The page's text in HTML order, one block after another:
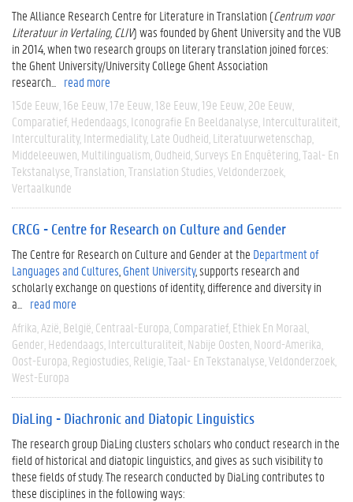
The Alliance Research Centre for Literature in Translation (Centrum voor
Literatuur in Vertaling, CLIV) was founded by Ghent University and the VUB
in 2014, when two research groups on literary translation joined forces:
the Ghent University/University College Ghent Association
research...
read more
15de Eeuw 16e Eeuw 17e Eeuw 18e Eeuw 19e Eeuw 20e Eeuw
Comparatief Hedendaags Iconografie En Beeldanalyse Interculturaliteit
Interculturality Intermediality Late Oudheid Literatuurwetenschap
Middeleeuwen Multilingualism Oudheid Surveys En Enquêtering Taal- En
Tekstanalyse Translation Translation Studies Veldonderzoek
Vertaalkunde
CRCG - Centre for Research on Culture and Gender
The Centre for Research on Culture and Gender at the Department of
Languages and Cultures Ghent University, supports research and
scholarly exchange on questions of identity, difference and diversity in
a...
read more
Afrika Azië België Centraal-Europa Comparatief Ethiek En Moraal
Gender Hedendaags Interculturaliteit Nabije Oosten Noord-Amerika
Oost-Europa Regiostudies Religie Taal- En Tekstanalyse Veldonderzoek
West-Europa
DiaLing - Diachronic and Diatopic Linguistics
The research group DiaLing clusters scholars who conduct research in the
field of historical and diatopic linguistics, and gives as such visibility to
these fields of study. The research conducted by DiaLing contributes to
these disciplines in the following ways: